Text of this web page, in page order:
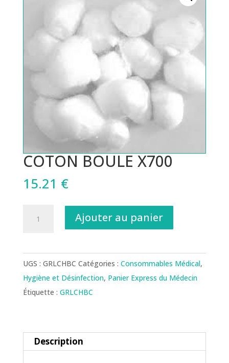
COTON BOULE X700
15.21 €
BOULE
X700
Ajouter au panier
UGS : GRLCHBC Catégories : Consommables Médical,
Hygiène et Désinfection, Panier Express du Médecin
Étiquette : GRLCHBC
Description